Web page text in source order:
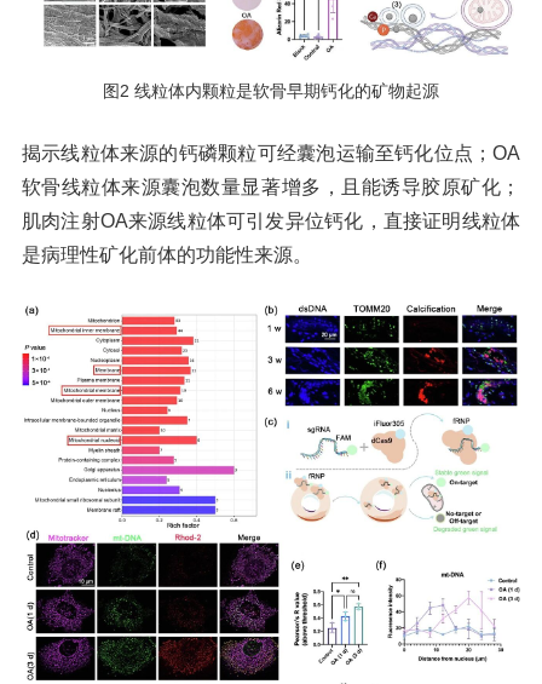
图2 线粒体内颗粒是软骨早期钙化的矿物起源
揭示线粒体来源的钙磷颗粒可经囊泡运输至钙化位点；OA
软骨线粒体来源囊泡数量显著增多，且能诱导胶原矿化；
肌肉注射OA来源线粒体可引发异位钙化，直接证明线粒体
是病理性矿化前体的功能性来源。